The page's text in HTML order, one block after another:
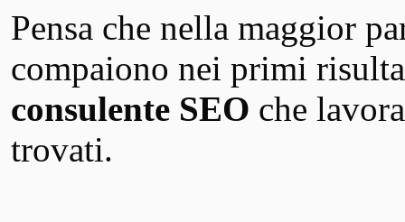
Pensa che nella maggior
compaiono nei primi
consulente SEO che
trovati.